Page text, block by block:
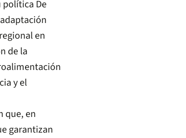
política De
en
de la
y el
que, en
garantizan